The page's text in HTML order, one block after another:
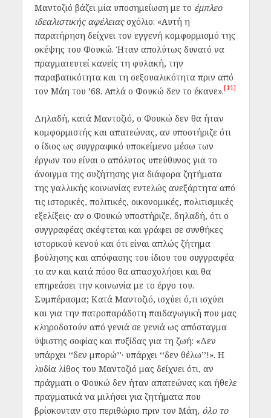
Μαντοζιό βάζει μία υποσημείωση με το έμπλεο
ιδεαλιστικής αφέλειαςσχόλιο: «Αυτή η
παρατήρηση δείχνει τον εγγενή κομφορμισμό της
σκέψης του Φουκώ. Ήταν απολύτως δυνατό να
πραγματευτεί κανείς τη φυλακή, την
παραβατικότητα και τη σεξουαλικότητα πριν από
τον Μάη του ’68. Απλά ο Φουκώ δεν το έκανε».[11]
Δηλαδή, κατά Μαντοζιό, ο Φουκώ δεν θα ήταν
κομφορμιστής και απατεώνας, αν υποστήριζε ότι
ο ίδιος ως συγγραφικό υποκείμενο μέσω των
έργων του είναι ο απόλυτος υπεύθυνος για το
άνοιγμα της συζήτησης για διάφορα ζητήματα
της γαλλικής κοινωνίας εντελώς ανεξάρτητα από
τις ιστορικές, πολιτικές, οικονομικές, πολιτισμικές
εξελίξεις· αν ο Φουκώ υποστήριζε, δηλαδή, ότι ο
συγγραφέας σκέφτεται και γράφει σε συνθήκες
ιστορικού κενού και ότι είναι απλώς ζήτημα
βούλησης και απόφασης του ίδιου του συγγραφέα
το αν και κατά πόσο θα απασχολήσει και θα
επηρεάσει την κοινωνία με το έργο του.
Συμπέρασμα; Κατά Μαντοζιό, ισχύει ό,τι ισχύει
και για την πατροπαράδοτη παιδαγωγική που μας
κληροδοτούν από γενιά σε γενιά ως απόσταγμα
ύψιστης σοφίας και πυξίδας για τη ζωή: «Δεν
υπάρχει ‘‘δεν μπορώ’’· υπάρχει ‘‘δεν θέλω’’!». Η
λυδία λίθος του Μαντοζιό μας δείχνει ότι, αν
πράγματι ο Φουκώ δεν ήταν απατεώνας και ήθελε
πραγματικά να μιλήσει για ζητήματα που
βρίσκονταν στο περιθώριο πριν τον Μάη, όλο το